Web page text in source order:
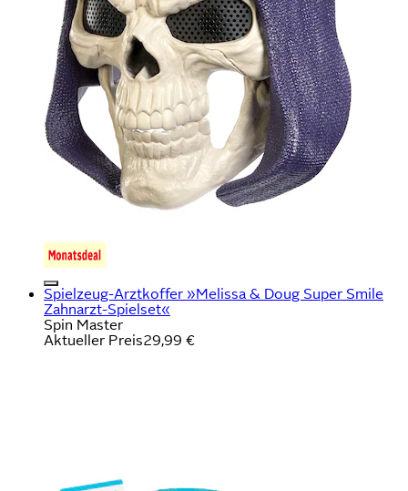
Spielzeug-Arztkoffer »Melissa & Doug Super Smile
Zahnarzt-Spielset«
Spin Master
Aktueller Preis29,99 €